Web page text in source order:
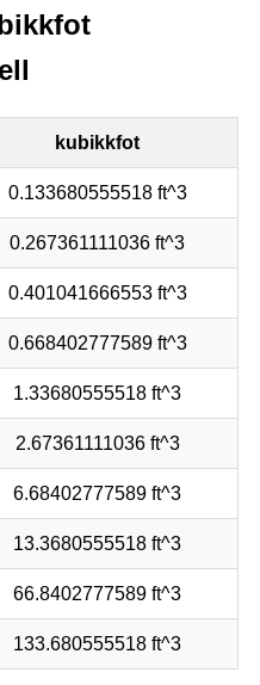
kubikkfot
0.133680555518 ft^3
0.267361111036 ft^3
0.401041666553 ft^3
0.668402777589 ft^3
1.33680555518 ft^3
2.67361111036 ft^3
6.68402777589 ft^3
13.3680555518 ft^3
66.8402777589 ft^3
133.680555518 ft^3